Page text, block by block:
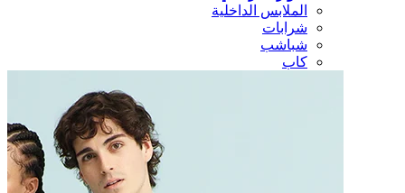
الملابس الداخلية
شرابات
شباشب
كاب